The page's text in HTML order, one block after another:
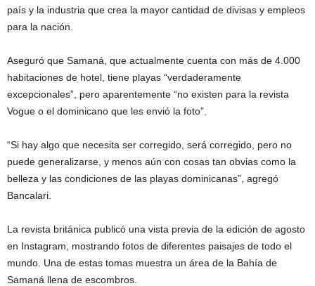
país y la industria que crea la mayor cantidad de divisas y empleos
para la nación.
Aseguró que Samaná, que actualmente cuenta con más de 4.000
habitaciones de hotel, tiene playas “verdaderamente
excepcionales”, pero aparentemente “no existen para la revista
Vogue o el dominicano que les envió la foto”.
“Si hay algo que necesita ser corregido, será corregido, pero no
puede generalizarse, y menos aún con cosas tan obvias como la
belleza y las condiciones de las playas dominicanas”, agregó
Bancalari.
La revista británica publicó una vista previa de la edición de agosto
en Instagram, mostrando fotos de diferentes paisajes de todo el
mundo. Una de estas tomas muestra un área de la Bahía de
Samaná llena de escombros.